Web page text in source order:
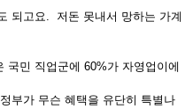
되고요. 저돈 못내서 망하는 가계
국민 직업군에 60%가 자영업이에
부가 무슨 혜택을 유단히 특별나